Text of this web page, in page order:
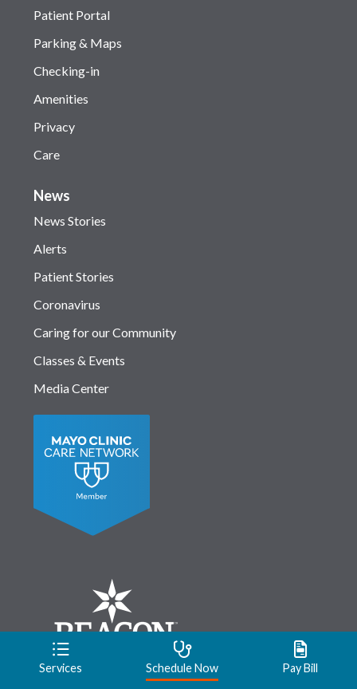
Patient Portal
Parking & Maps
Checking-in
Amenities
Privacy
Care
News
News Stories
Alerts
Patient Stories
Coronavirus
Caring for our Community
Classes & Events
Media Center
Services Schedule Now Pay Bill